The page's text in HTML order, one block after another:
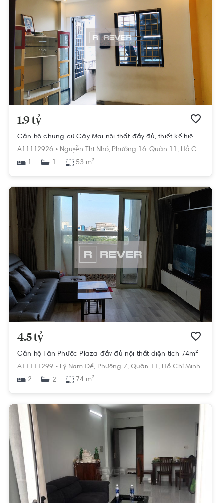
1.9 tỷ
Căn hộ chung cư Cây Mai nội thất đầy đủ, thiết kế hiện đại
A11112926 • Nguyễn Thị Nhỏ, Phường 16, Quận 11, Hồ Chí Minh
1
1 53 m²
4.5 tỷ
Căn hộ Tân Phước Plaza đầy đủ nội thất diện tích 74m²
A11111299 • Lý Nam Đế, Phường 7, Quận 11, Hồ Chí Minh
2
2 74 m²